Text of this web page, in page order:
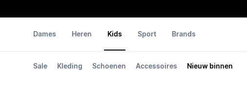
Dames Heren Kids
Sale Kleding Schoenen Accessoires Nieuw binnen
Sport Brands